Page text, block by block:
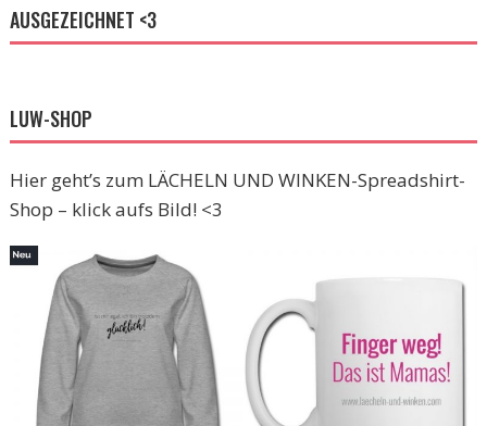
AUSGEZEICHNET <3
LUW-SHOP
Hier geht’s zum LÄCHELN UND WINKEN-Spreadshirt-
Shop – klick aufs Bild! <3